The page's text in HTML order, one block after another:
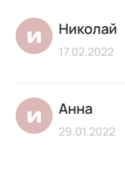
Николай
17.02.2022
Анна
29.01.2022